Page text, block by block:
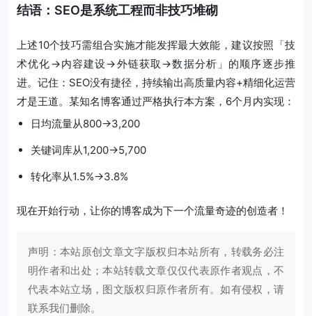
结语：SEO是系统工程而非技巧堆砌
上述10个技巧需组合实施才能发挥最大效能，建议按照「技
术优化→内容建设→外链获取→数据分析」的顺序逐步推
进。记住：SEO没有捷径，持续输出高质量内容+精细化运营
才是王道。某知名博客通过严格执行本方案，6个月内实现：
日均流量从800→3,200
关键词库从1,200→5,700
转化率从1.5%→3.8%
现在开始行动，让你的博客成为下一个流量奇迹的创造者！
声明：本站原创文章文字版权归本站所有，转载务必注
明作者和出处；本站转载文章仅仅代表原作者观点，不
代表本站立场，图文版权归原作者所有。如有侵权，请
联系我们删除。